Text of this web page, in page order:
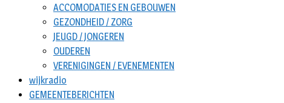
ACCOMODATIES EN GEBOUWEN
GEZONDHEID / ZORG
JEUGD / JONGEREN
OUDEREN
VERENIGINGEN / EVENEMENTEN
wijkradio
GEMEENTEBERICHTEN